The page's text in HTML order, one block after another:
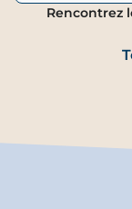
Rencontrez